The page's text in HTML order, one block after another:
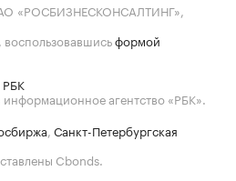
«РОСБИЗНЕСКОНСАЛТИНГ»,
формой
РБК
информационное агентство «РБК».
, Санкт-Петербургская
Cbonds.